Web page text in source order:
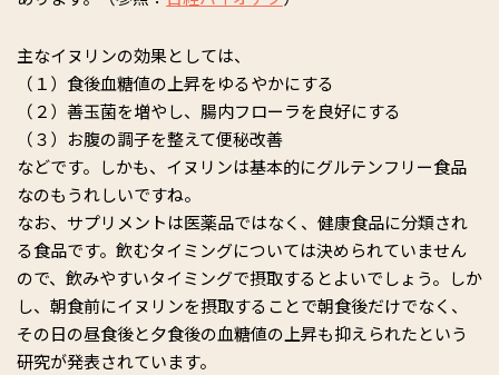
主なイヌリンの効果としては、
（１）食後血糖値の上昇をゆるやかにする
（２）善玉菌を増やし、腸内フローラを良好にする
（３）お腹の調子を整えて便秘改善
などです。しかも、イヌリンは基本的にグルテンフリー食品
なのもうれしいですね。
なお、サプリメントは医薬品ではなく、健康食品に分類され
る食品です。飲むタイミングについては決められていません
ので、飲みやすいタイミングで摂取するとよいでしょう。しか
し、朝食前にイヌリンを摂取することで朝食後だけでなく、
その日の昼食後と夕食後の血糖値の上昇も抑えられたという
研究が発表されています。